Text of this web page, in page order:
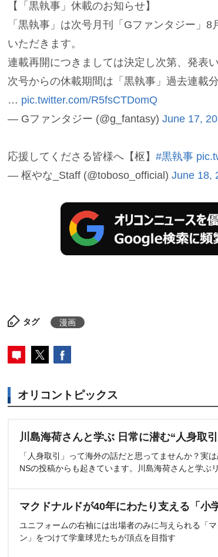
【「黒執事」休載のお知らせ】
「黒執事」は次号月刊「Gファンタジー」
いただきます。
連載再開につきましては決定し次第、発表い
次号からの休載期間は「黒執事」過去連載
… pic.twitter.com/R5fsCTDomQ
— Gファンタジー (@g_fantasy) June 17,
応援してくださる皆様へ【枢】 #黒執事
— 枢やな_Staff (@toboso_official) June 18,
タグ 漫画
オリコントピックス
川島海荷さんと学ぶ 日常に潜む“人身取
「人身取引」って海外の話だと思ってませんか？実
NSの投稿からも起きています。川島海荷さんと学ぶ
マクドナルドが40年にわたり支える「小
ユニフォームの右袖には出場者のみに与えられる「
ン」をつけて学童球児たちが頂点を目指す